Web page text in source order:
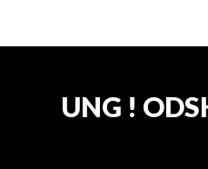
UNG !